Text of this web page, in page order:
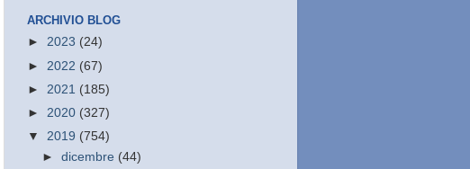
ARCHIVIO BLOG
► 2023 (24)
► 2022 (67)
► 2021 (185)
► 2020 (327)
▼ 2019 (754)
►dicembre (44)